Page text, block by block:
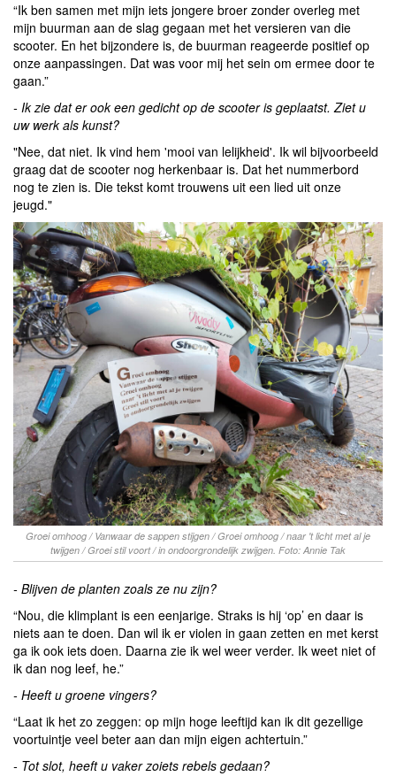
“Ik ben samen met mijn iets jongere broer zonder overleg met
mijn buurman aan de slag gegaan met het versieren van die
scooter. En het bijzondere is, de buurman reageerde positief op
onze aanpassingen. Dat was voor mij het sein om ermee door te
gaan.”
- Ik zie dat er ook een gedicht op de scooter is geplaatst. Ziet u
uw werk als kunst?
"Nee, dat niet. Ik vind hem 'mooi van lelijkheid'. Ik wil bijvoorbeeld
graag dat de scooter nog herkenbaar is. Dat het nummerbord
nog te zien is. Die tekst komt trouwens uit een lied uit onze
jeugd."
Groei omhoog / Vanwaar de sappen stijgen / Groei omhoog / naar 't licht met al je
twijgen / Groei stil voort / in ondoorgrondelijk zwijgen. Foto: Annie Tak
- Blijven de planten zoals ze nu zijn?
“Nou, die klimplant is een eenjarige. Straks is hij ‘op’ en daar is
niets aan te doen. Dan wil ik er violen in gaan zetten en met kerst
ga ik ook iets doen. Daarna zie ik wel weer verder. Ik weet niet of
ik dan nog leef, he.”
- Heeft u groene vingers?
“Laat ik het zo zeggen: op mijn hoge leeftijd kan ik dit gezellige
voortuintje veel beter aan dan mijn eigen achtertuin.”
- Tot slot, heeft u vaker zoiets rebels gedaan?